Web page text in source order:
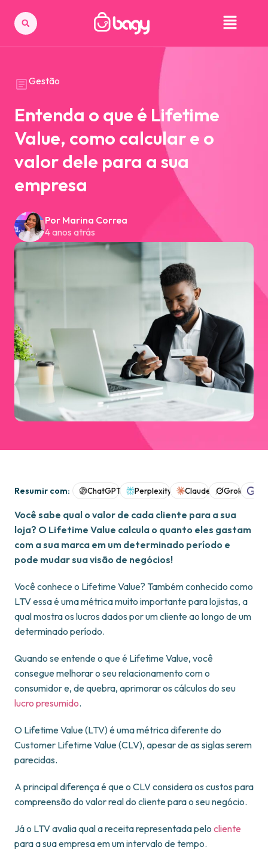
Gestão
Entenda o que é Lifetime
Value, como calcular e o
valor dele para a sua
empresa
Por Marina Correa
4 anos atrás
Resumir com: ChatGPT Perplexity Claude Grok
Você sabe qual o valor de cada cliente para a sua
loja? O Lifetime Value calcula o quanto eles gastam
com a sua marca em um determinado período e
pode mudar sua visão de negócios!
Você conhece o Lifetime Value? Também conhecido como
LTV essa é uma métrica muito importante para lojistas, a
qual mostra os lucros dados por um cliente ao longo de um
determinado período.
Quando se entende o que é Lifetime Value, você
consegue melhorar o seu relacionamento com o
consumidor e, de quebra, aprimorar os cálculos do seu
lucro presumido.
O Lifetime Value (LTV) é uma métrica diferente do
Customer Lifetime Value (CLV), apesar de as siglas serem
parecidas.
A principal diferença é que o CLV considera os custos para
compreensão do valor real do cliente para o seu negócio.
Já o LTV avalia qual a receita representada pelo cliente
para a sua empresa em um intervalo de tempo.